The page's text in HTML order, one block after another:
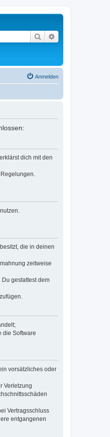
Suche
Anmelden
dich mit den
die in deinen
zeitweise
gestattest dem
die Software
vorsätzliches oder
Verletzung
Vertragsschluss
entgangenen